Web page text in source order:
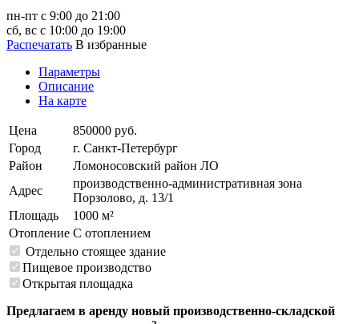
пн-пт с 9:00 до 21:00
сб, вс с 10:00 до 19:00
Распечатать В избранные
Параметры
Описание
На карте
Цена
850000 руб.
Город
г. Санкт-Петербург
Район
Ломоносовский район ЛО
Адрес
производственно-административная зона
Порзолово, д. 13/1
Площадь
1000 м²
Отопление С отоплением
Отдельно стоящее здание
Пищевое производство
Открытая площадка
Предлагаем в аренду новый производственно-складской